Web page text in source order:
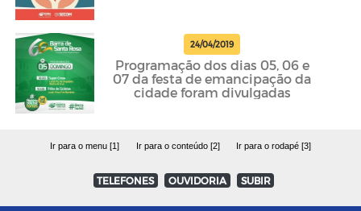
24/04/2019
Programação dos dias 05, 06 e
07 da festa de emancipação da
cidade foram divulgadas
Ir para o menu [1] Ir para o conteúdo [2] Ir para o rodapé [3]
TELEFONES OUVIDORIA SUBIR